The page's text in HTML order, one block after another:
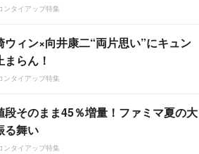
ンタイアップ特集
ウィン×向井康二“両片思い”にキュン
まらん！
ンタイアップ特集
段そのまま45％増量！ファミマ夏の大
る舞い
ンタイアップ特集